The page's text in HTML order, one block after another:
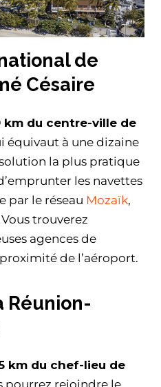
de
Césaire
km du centre-ville de
équivaut à une dizaine
la plus pratique
les navettes
par le réseau Mozaïk,
Vous trouverez
agences de
de l’aéroport.
Réunion-
km du chef-lieu de